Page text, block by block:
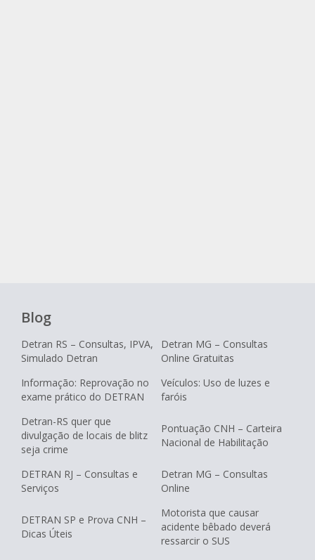
Blog
Detran RS – Consultas, IPVA,
Simulado Detran
Detran MG – Consultas
Online Gratuitas
Informação: Reprovação no
exame prático do DETRAN
Veículos: Uso de luzes e
faróis
Detran-RS quer que
divulgação de locais de blitz
seja crime
Pontuação CNH – Carteira
Nacional de Habilitação
DETRAN RJ – Consultas e
Serviços
Detran MG – Consultas
Online
DETRAN SP e Prova CNH –
Dicas Úteis
Motorista que causar
acidente bêbado deverá
ressarcir o SUS